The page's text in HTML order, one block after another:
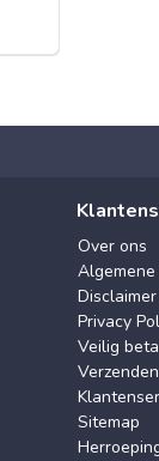
Over ons
Disclaimer
Privacy
Veilig
Sitemap